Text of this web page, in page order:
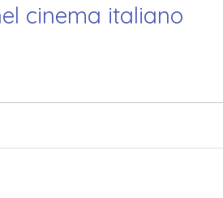
cinema italiano